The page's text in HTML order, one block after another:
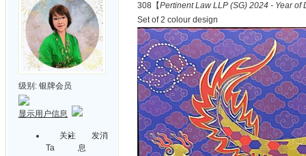
级别: 银牌会员
显示用户信息
关注
Ta
发消
息
308【Pertinent Law LLP (SG) 2024 - Year of
Set of 2 colour design